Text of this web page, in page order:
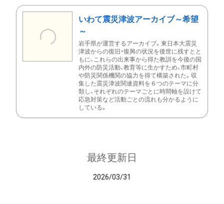
いわて震災津波アーカイブ～希望
～
岩手県が運営するアーカイブ。東日本大震災
津波からの復旧・復興の状況を後世に残すとと
もに、これらの出来事から得た教訓を今後の国
内外の防災活動、教育等に生かすため、市町村
や防災関係機関の協力を得て構築された。収
集した震災津波関連資料を６つのテーマに分
類し、それぞれのテーマごとに時間軸を設けて
応急対策など活動ごとの流れも分かるように
している。
最終更新日
2026/03/31